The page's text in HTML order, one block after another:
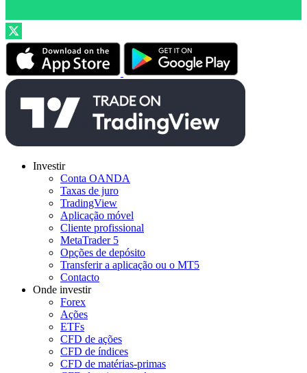
Investir
Conta OANDA
Taxas de juro
TradingView
Aplicação móvel
Cliente profissional
MetaTrader 5
Opções de depósito
Transferir a aplicação ou o MT5
Contacto
Onde investir
Forex
Ações
ETFs
CFD de ações
CFD de índices
CFD de matérias-primas